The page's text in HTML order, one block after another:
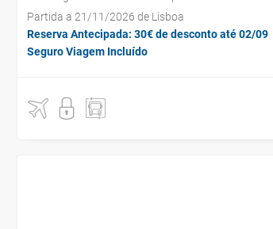
Partida a 21/11/2026 de Lisboa
Reserva Antecipada: 30€ de desconto até 02/09
Seguro Viagem Incluído